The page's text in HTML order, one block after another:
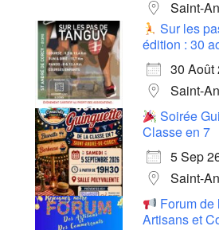
Saint-
Sur les
édition : 30
30 Août
Saint-
Soirée
Classe en 7
5 Sep
Saint-
Forum de
Artisans et